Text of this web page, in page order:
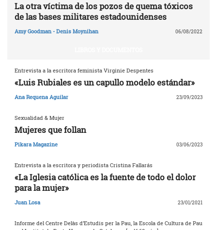
La otra víctima de los pozos de quema tóxicos
de las bases militares estadounidenses
Amy Goodman - Denis Moynihan 06/08/2022
Entrevista a la escritora feminista Virginie Despentes
«Luis Rubiales es un capullo modelo estándar»
Ana Requena Aguilar 23/09/2023
Sexualidad & Mujer
Mujeres que follan
Pikara Magazine 03/06/2023
Entrevista a la escritora y periodista Cristina Fallarás
«La Iglesia católica es la fuente de todo el dolor
para la mujer»
Juan Losa 23/01/2021
Informe del Centre Delàs d’Estudis per la Pau, la Escola de Cultura de Pau